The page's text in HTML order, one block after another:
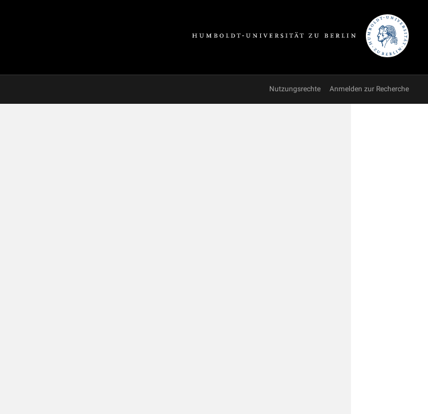
Nutzungsrechte Anmelden zur Recherche